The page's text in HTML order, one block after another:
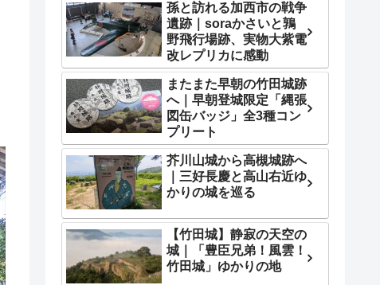
孫と訪れる加西市の戦争
遺跡｜soraかさいと鶉
野飛行場跡、実物大紫電
改レプリカに感動
またまた早朝の竹田城跡
へ｜早朝登城限定「縄張
図缶バッジ」全3種コン
プリート
芥川山城から高槻城跡へ
｜三好長慶と高山右近ゆ
かりの城を巡る
【竹田城】静寂の天空の
城｜「豊臣兄弟！風雲！
竹田城」ゆかりの地